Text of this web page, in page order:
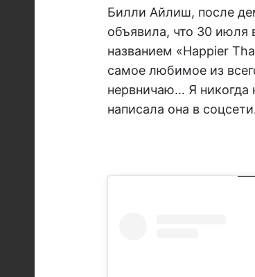
Билли Айлиш, после
объявила, что 30 июля
названием «Happier
самое любимое из
нервничаю… Я никогда
написала она в